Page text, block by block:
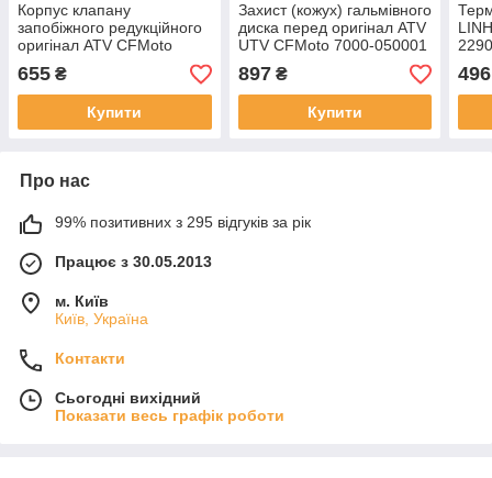
Корпус клапану
запобіжного редукційного
оригінал ATV CFMoto
0800-073100, 0800-
073100-00001
655 ₴
Купити
Захист (кожух) гальмівного
диска перед оригінал ATV
UTV CFMoto 7000-050001
897₴
Купити
та
496
Про нас
99% позитивних з 295 відгуків за рік
Працює з 30.05.2013
м. Київ
Київ, Україна
Контакти
Сьогодні вихідний
Показати весь графік роботи